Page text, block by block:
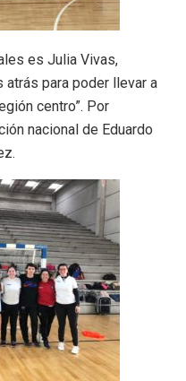
es Julia Vivas,
atrás para poder llevar a
centro”. Por
nacional de Eduardo